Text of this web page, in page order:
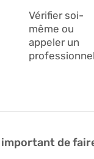
Vérifier soi-
même ou
appeler un
professionnel
important de